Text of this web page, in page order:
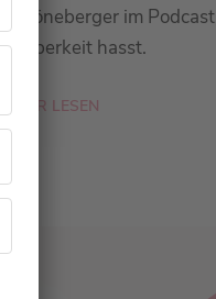
Schöneberger im
Sauberkeit hasst.
MEHR LESEN